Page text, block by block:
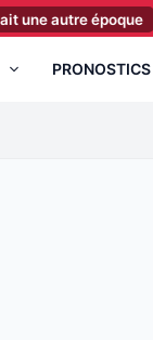
époque [10:03]
PRONOSTICS